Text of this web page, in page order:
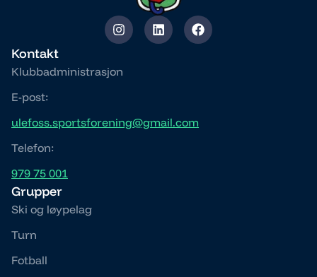
Kontakt
Klubbadministrasjon
E-post:
ulefoss.sportsforening@gmail.com
Telefon:
979 75 001
Grupper
Ski og løypelag
Turn
Fotball